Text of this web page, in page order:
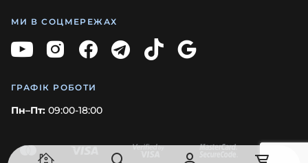
МИ В СОЦМЕРЕЖАХ
ГРАФІК РОБОТИ
Пн–Пт: 09:00-18:00